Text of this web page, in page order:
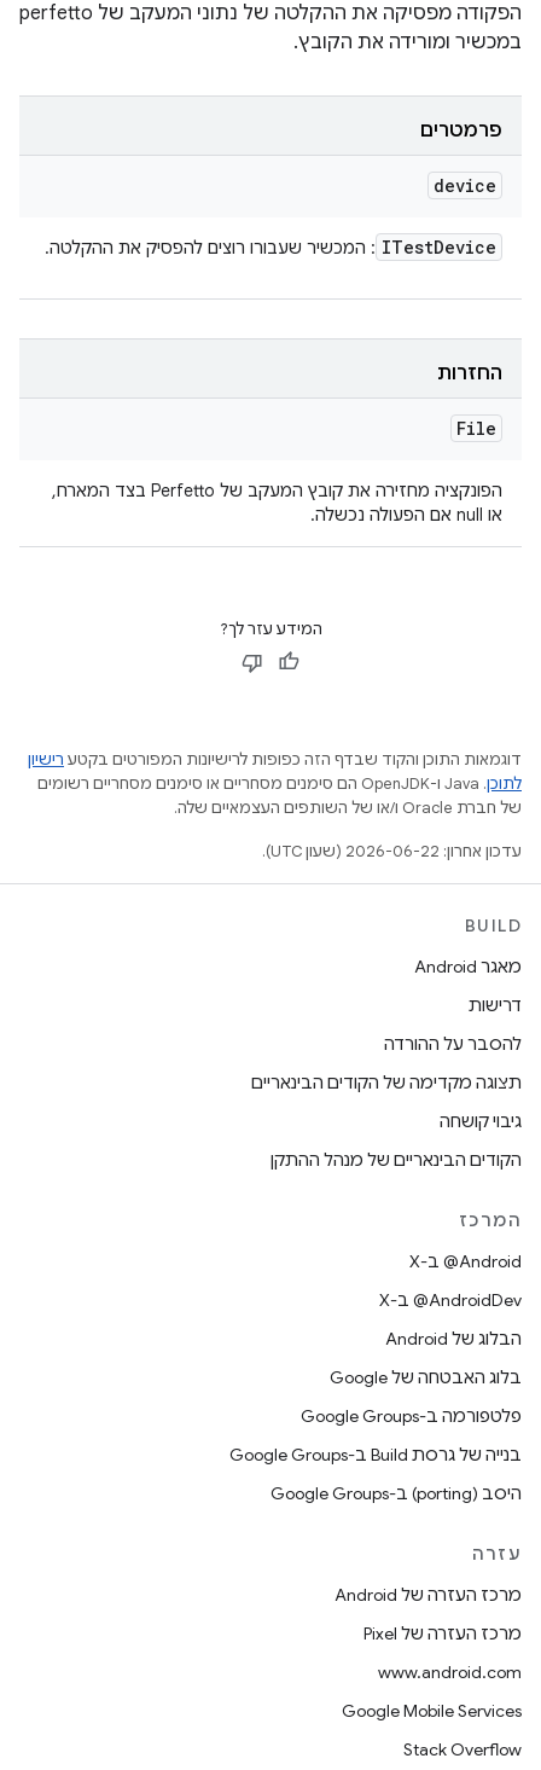
הפקודה מפסיקה את ההקלטה של נתוני המעקב של perfetto
במכשיר ומורידה את הקובץ.
פרמטרים
device
ITestDevice : המכשיר שעבורו רוצים להפסיק את ההקלטה.
החזרות
File
הפונקציה מחזירה את קובץ המעקב של Perfetto בצד המארח,
או null אם הפעולה נכשלה.
המידע עזר לך?
דוגמאות התוכן והקוד שבדף הזה כפופות לרישיונות המפורטים בקטע רישיון
לתוכן
.‏ Java ו-OpenJDK הם סימנים מסחריים או סימנים מסחריים רשומים
של חברת Oracle ו/או של השותפים העצמאיים שלה.
עדכון אחרון: 2026-06-22 (שעון UTC).
BUILD
מאגר Android
דרישות
להסבר על ההורדה
תצוגה מקדימה של הקודים הבינאריים
גיבוי קושחה
הקודים הבינאריים של מנהל ההתקן
המרכז
‫‎@Android ב-X
‫‎@AndroidDev ב-X
הבלוג של Android
בלוג האבטחה של Google
פלטפורמה ב-Google Groups
בנייה של גרסת Build ב-Google Groups
היסב (porting) ב-Google Groups
עזרה
מרכז העזרה של Android
מרכז העזרה של Pixel
www.android.com
Google Mobile Services
Stack Overflow